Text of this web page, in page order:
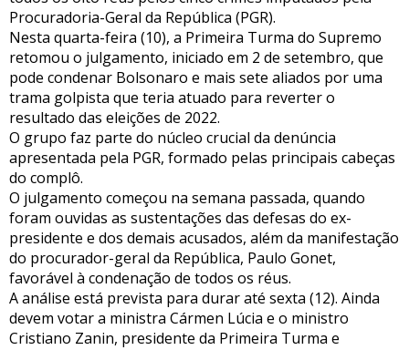
Procuradoria-Geral da República (PGR).
Nesta quarta-feira (10), a Primeira Turma do Supremo
retomou o julgamento, iniciado em 2 de setembro, que
pode condenar Bolsonaro e mais sete aliados por uma
trama golpista que teria atuado para reverter o
resultado das eleições de 2022.
O grupo faz parte do núcleo crucial da denúncia
apresentada pela PGR, formado pelas principais cabeças
do complô.
O julgamento começou na semana passada, quando
foram ouvidas as sustentações das defesas do ex-
presidente e dos demais acusados, além da manifestação
do procurador-geral da República, Paulo Gonet,
favorável à condenação de todos os réus.
A análise está prevista para durar até sexta (12). Ainda
devem votar a ministra Cármen Lúcia e o ministro
Cristiano Zanin, presidente da Primeira Turma e